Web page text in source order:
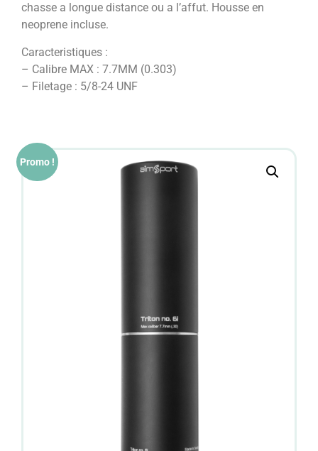
chasse a longue distance ou a l’affut. Housse en
neoprene incluse.
Caracteristiques :
– Calibre MAX : 7.7MM (0.303)
– Filetage : 5/8-24 UNF
Promo !